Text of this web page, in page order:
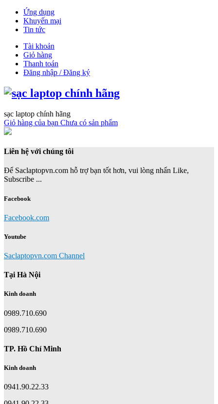
Ứng dụng
Khuyến mại
Tin tức
Tài khoản
Giỏ hàng
Thanh toán
Đăng nhập / Đăng ký
sạc laptop chính hãng
Giỏ hàng của bạn Chưa có sản phẩm
Liên hệ với chúng tôi
Để Saclaptopvn.com hỗ trợ bạn tốt hơn, vui lòng nhấn Like,
Subscribe ...
Facebook
Facebook.com
Youtube
Saclaptopvn.com Channel
Tại Hà Nội
Kinh doanh
0989.710.690
0989.710.690
TP. Hồ Chí Minh
Kinh doanh
0941.90.22.33